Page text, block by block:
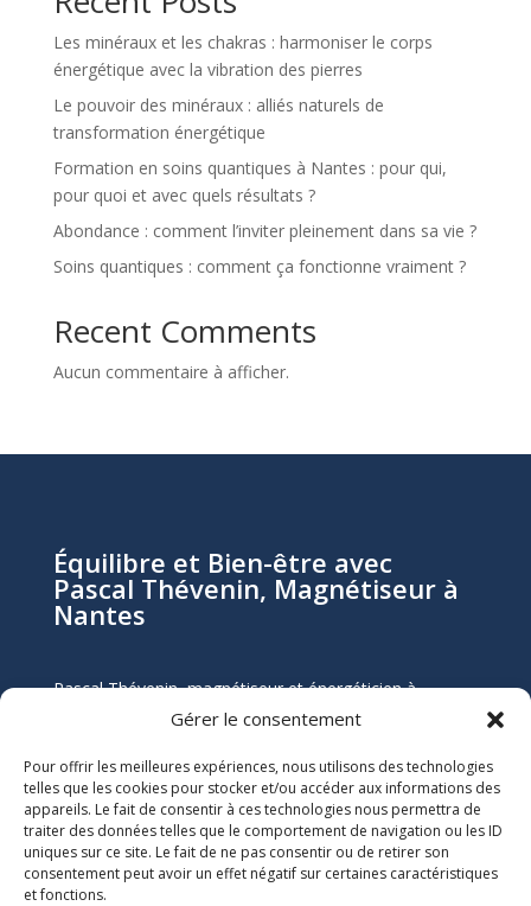
Gérer le consentement
Pour offrir les meilleures expériences, nous utilisons des technologies
telles que les cookies pour stocker et/ou accéder aux informations des
appareils. Le fait de consentir à ces technologies nous permettra de
traiter des données telles que le comportement de navigation ou les ID
uniques sur ce site. Le fait de ne pas consentir ou de retirer son
consentement peut avoir un effet négatif sur certaines caractéristiques
et fonctions.
Les minéraux et les chakras : harmoniser le corps
énergétique avec la vibration des pierres
Le pouvoir des minéraux : alliés naturels de
transformation énergétique
Formation en soins quantiques à Nantes : pour qui,
pour quoi et avec quels résultats ?
Abondance : comment l’inviter pleinement dans sa vie ?
Soins quantiques : comment ça fonctionne vraiment ?
Recent Comments
Aucun commentaire à afficher.
Équilibre et Bien-être avec
Pascal Thévenin, Magnétiseur à
Nantes
Pascal Thévenin, magnétiseur et énergéticien à
Nantes, vous accompagne vers un mieux-être durable
douleurs chroniques, de stress, ou de blocages
émotionnels, ses soins naturels et holistiques sont
conçus pour harmoniser votre énergie et restaurer
votre équilibre.